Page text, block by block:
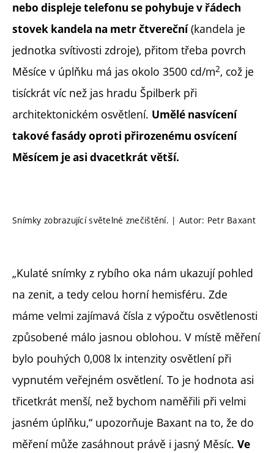
nebo displeje telefonu se pohybuje v řádech
stovek kandela na metr čtvereční (kandela je
jednotka svítivosti zdroje), přitom třeba povrch
Měsíce v úplňku má jas okolo 3500 cd/m2, což je
tisíckrát víc než jas hradu Špilberk při
architektonickém osvětlení. Umělé nasvícení
takové fasády oproti přirozenému osvícení
Měsícem je asi dvacetkrát větší.
Snímky zobrazující světelné znečištění. | Autor: Petr Baxant
„Kulaté snímky z rybího oka nám ukazují pohled
na zenit, a tedy celou horní hemisféru. Zde
máme velmi zajímavá čísla z výpočtu osvětlenosti
způsobené málo jasnou oblohou. V místě měření
bylo pouhých 0,008 lx intenzity osvětlení při
vypnutém veřejném osvětlení. To je hodnota asi
třicetkrát menší, než bychom naměřili při velmi
jasném úplňku,“ upozorňuje Baxant na to, že do
měření může zasáhnout právě i jasný Měsíc. Ve